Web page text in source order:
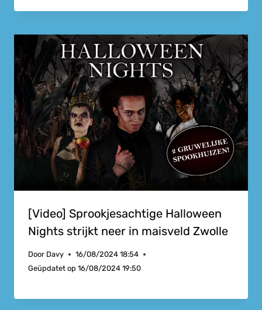
[Video] Sprookjesachtige Halloween
Nights strijkt neer in maisveld Zwolle
Door Davy
16/08/2024 18:54
Geüpdatet op 16/08/2024 19:50